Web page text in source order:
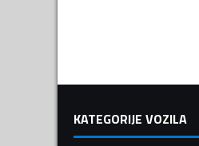
KATEGORIJE VOZILA